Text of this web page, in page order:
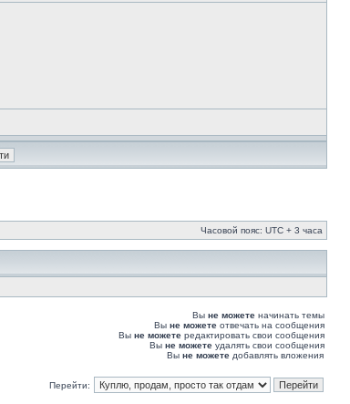
Часовой пояс: UTC + 3 часа
Вы не можете начинать темы
Вы не можете отвечать на сообщения
Вы не можете редактировать свои сообщения
Вы не можете удалять свои сообщения
Вы не можете добавлять вложения
Перейти: